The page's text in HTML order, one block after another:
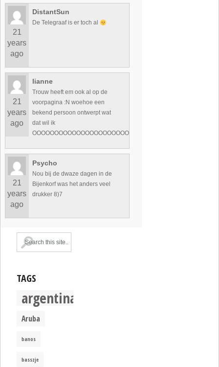
21
years
ago
DistantSun
De Telegraaf is er toch al
21
years
ago
lianne
Trouw heeft em ook al op de
voorpagina :N woehoe een
bekend persoon ontwerpt wat
dat wil ik
21
years
ago
Psycho
Nou bij de dwaze dagen in de
Bijenkorf was het anders veel
drukker 8)7
TAGS
argentina
Aruba
banos
basszje